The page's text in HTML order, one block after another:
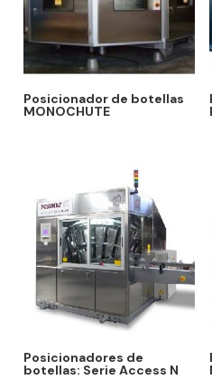
Posicionador de botellas
MONOCHUTE
Posicionadores de
botellas: Serie Access N